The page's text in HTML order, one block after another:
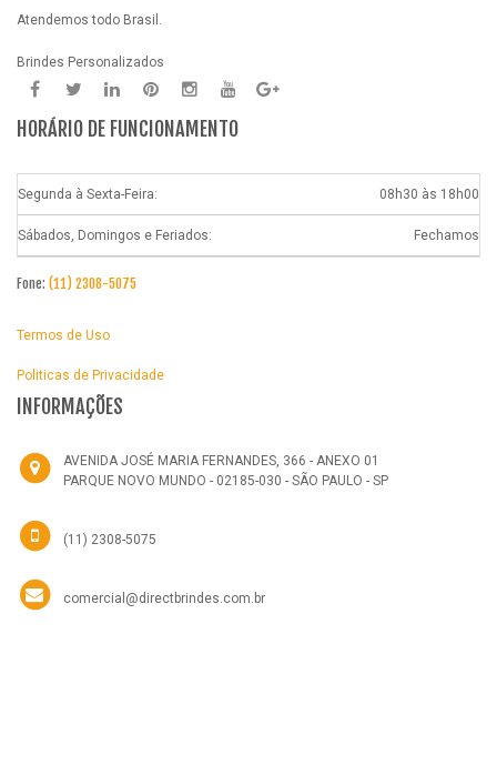
Atendemos todo Brasil.
Brindes Personalizados
HORÁRIO DE FUNCIONAMENTO
Segunda à Sexta-Feira: 08h30 às 18h00
Sábados, Domingos e Feriados: Fechamos
Fone: (11) 2308-5075
Termos de Uso
Politicas de Privacidade
INFORMAÇÕES
AVENIDA JOSÉ MARIA FERNANDES, 366 - ANEXO 01
PARQUE NOVO MUNDO - 02185-030 - SÃO PAULO - SP
(11) 2308-5075
comercial@directbrindes.com.br